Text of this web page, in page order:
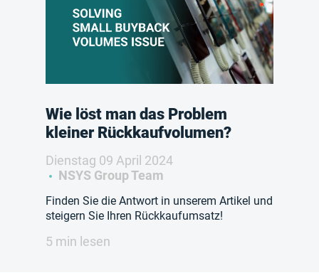
Wie löst man das Problem
kleiner Rückkaufvolumen?
Dienstag 09 April 2024
NSYS Group Team
Finden Sie die Antwort in unserem Artikel und
steigern Sie Ihren Rückkaufumsatz!
5 min lesen